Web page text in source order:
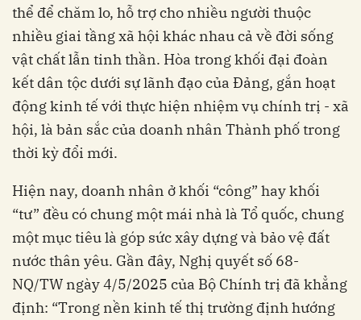
thể để chăm lo, hỗ trợ cho nhiều người thuộc
nhiều giai tầng xã hội khác nhau cả về đời sống
vật chất lẫn tinh thần. Hòa trong khối đại đoàn
kết dân tộc dưới sự lãnh đạo của Đảng, gắn hoạt
động kinh tế với thực hiện nhiệm vụ chính trị - xã
hội, là bản sắc của doanh nhân Thành phố trong
thời kỳ đổi mới.
Hiện nay, doanh nhân ở khối “công” hay khối
“tư” đều có chung một mái nhà là Tổ quốc, chung
một mục tiêu là góp sức xây dựng và bảo vệ đất
nước thân yêu. Gần đây, Nghị quyết số 68-
NQ/TW ngày 4/5/2025 của Bộ Chính trị đã khẳng
định: “Trong nền kinh tế thị trường định hướng